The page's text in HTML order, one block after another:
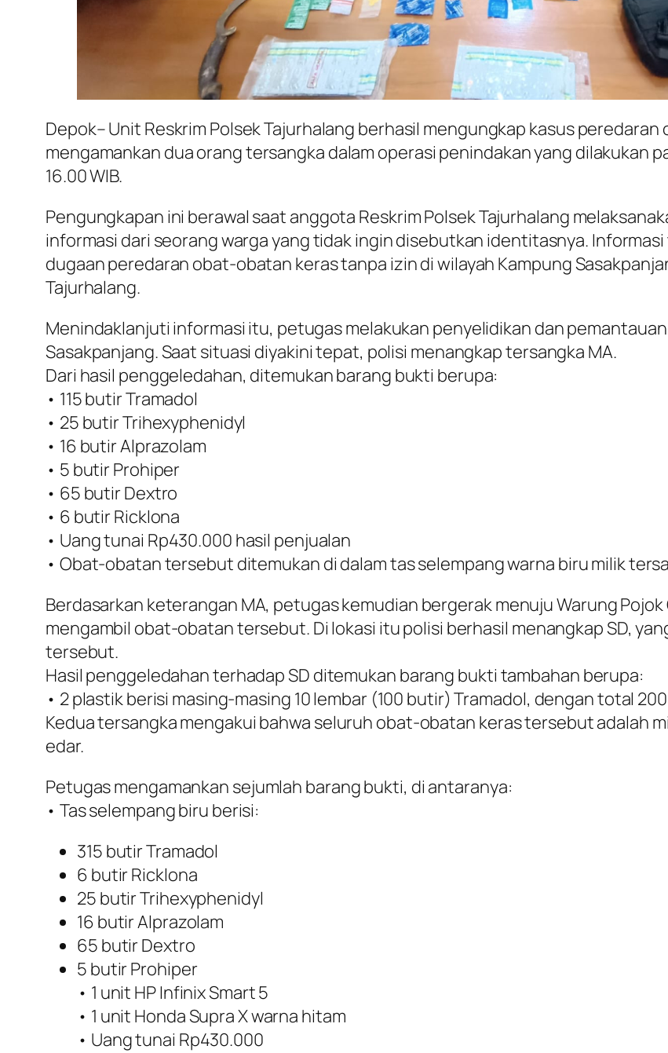
Depok– Unit Reskrim Polsek Tajurhalang berhasil mengungkap kasus
mengamankan dua orang tersangka dalam operasi penindakan yang dilakukan
16.00 WIB.
Pengungkapan ini berawal saat anggota Reskrim Polsek Tajurhalang
informasi dari seorang warga yang tidak ingin disebutkan identitasnya.
dugaan peredaran obat-obatan keras tanpa izin di wilayah Kampung
Tajurhalang.
Menindaklanjuti informasi itu, petugas melakukan penyelidikan dan pemantauan
Sasakpanjang. Saat situasi diyakini tepat, polisi menangkap tersangka MA.
Dari hasil penggeledahan, ditemukan barang bukti berupa:
• 115 butir Tramadol
• 25 butir Trihexyphenidyl
• 16 butir Alprazolam
• 5 butir Prohiper
• 65 butir Dextro
• 6 butir Ricklona
• Uang tunai Rp430.000 hasil penjualan
• Obat-obatan tersebut ditemukan di dalam tas selempang warna biru milik
Berdasarkan keterangan MA, petugas kemudian bergerak menuju Warung
mengambil obat-obatan tersebut. Di lokasi itu polisi berhasil menangkap SD,
tersebut.
Hasil penggeledahan terhadap SD ditemukan barang bukti tambahan berupa:
• 2 plastik berisi masing-masing 10 lembar (100 butir) Tramadol, dengan total
Kedua tersangka mengakui bahwa seluruh obat-obatan keras tersebut adalah
edar.
Petugas mengamankan sejumlah barang bukti, di antaranya:
• Tas selempang biru berisi:
315 butir Tramadol
6 butir Ricklona
25 butir Trihexyphenidyl
16 butir Alprazolam
65 butir Dextro
5 butir Prohiper
• 1 unit HP Infinix Smart 5
• 1 unit Honda Supra X warna hitam
• Uang tunai Rp430.000